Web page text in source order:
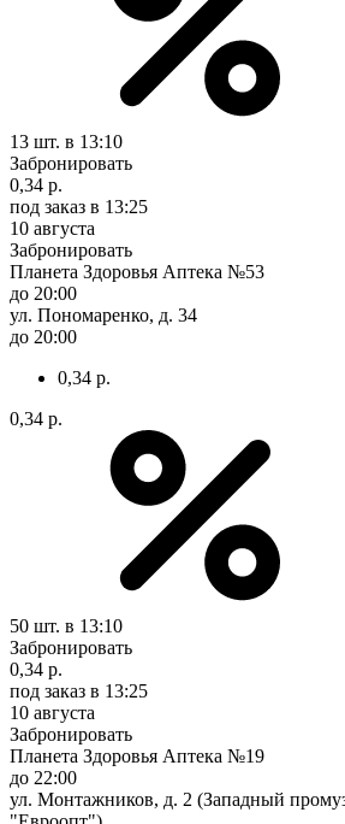
13 шт. в 13:10
Забронировать
0,34 р.
под заказ в 13:25
10 августа
Забронировать
Планета Здоровья Аптека №53
до 20:00
ул. Пономаренко, д. 34
до 20:00
0,34 р.
0,34 р.
50 шт. в 13:10
Забронировать
0,34 р.
под заказ в 13:25
10 августа
Забронировать
Планета Здоровья Аптека №19
до 22:00
ул. Монтажников, д. 2 (Западный